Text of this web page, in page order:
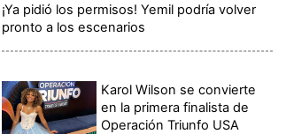
¡Ya pidió los permisos! Yemil podría volver
pronto a los escenarios
Karol Wilson se convierte
en la primera finalista de
Operación Triunfo USA